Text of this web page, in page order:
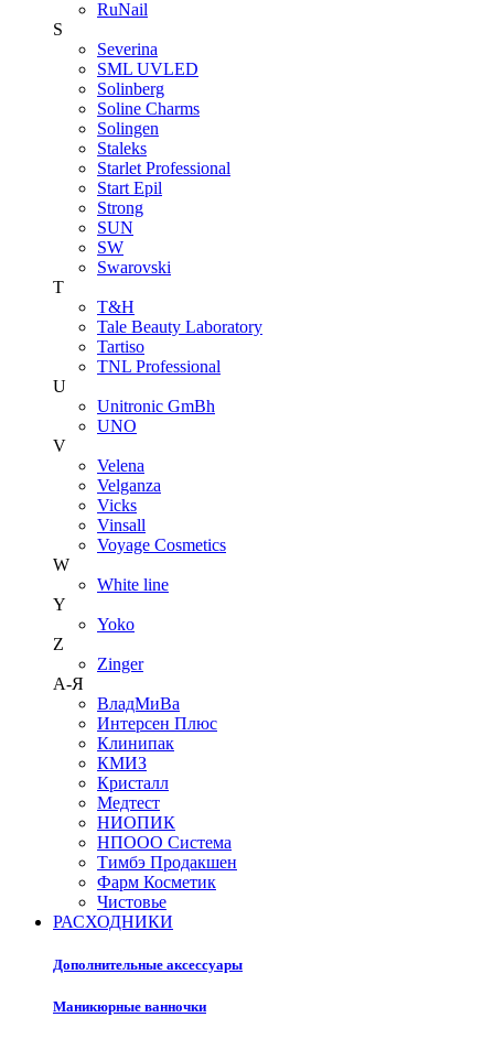
RuNail
S
Severina
SML UVLED
Solinberg
Soline Charms
Solingen
Staleks
Starlet Professional
Start Epil
Strong
SUN
SW
Swarovski
T
T&H
Tale Beauty Laboratory
Tartiso
TNL Professional
U
Unitroniс GmBh
UNO
V
Velena
Velganza
Vicks
Vinsall
Voyage Cosmetics
W
White line
Y
Yoko
Z
Zinger
А-Я
ВладМиВа
Интерсен Плюс
Клинипак
КМИЗ
Кристалл
Медтест
НИОПИК
НПООО Система
Тимбэ Продакшен
Фарм Косметик
Чистовье
РАСХОДНИКИ
Дополнительные аксессуары
Маникюрные ванночки